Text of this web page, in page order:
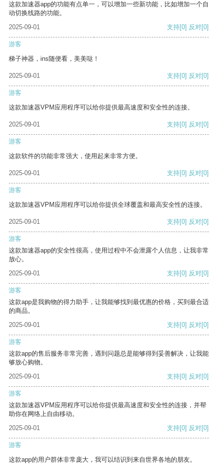
这款加速器app的功能有点单一，可以增加一些新功能，比如增加一个自
动切换线路的功能。
2025-09-01
支持[0] 反对[0]
游客
梯子神器，ins随便看，美美哒！
2025-09-01 支持[0] 反对[0]
游客
这款加速器VPM应用程序可以给你提供最高速度和安全性的连接。
2025-09-01 支持[0] 反对[0]
游客
这款软件的功能非常强大，使用起来非常方便。
2025-09-01 支持[0] 反对[0]
游客
这款加速器VPM应用程序可以给你提供全球覆盖和最高安全性的连接。
2025-09-01 支持[0] 反对[0]
游客
这款加速器app的安全性很高，使用过程中不会泄露个人信息，让我非常
放心。
2025-09-01
支持[0] 反对[0]
游客
这款app是我购物的得力助手，让我能够找到最优惠的价格，买到最合适
的商品。
2025-09-01
支持[0] 反对[0]
游客
这款app的售后服务非常完善，遇到问题总是能够得到妥善解决，让我能
够放心购物。
2025-09-01
支持[0] 反对[0]
游客
这款加速器VPM应用程序可以给你提供最高速度和安全性的连接，并帮
助你在网络上自由移动。
2025-09-01
支持[0] 反对[0]
游客
这款app的用户群体非常庞大，我可以结识到来自世界各地的朋友。